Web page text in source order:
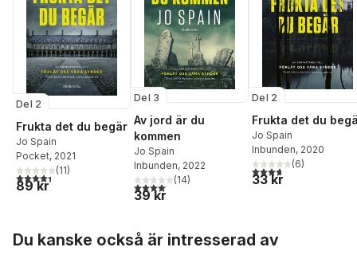
Del 2
Frukta det du begär
Jo Spain
Pocket, 2021
4,4utav 5 stjärnor. Totalt antal röster:
(11)
89 kr
Del 3
Av jord är du
kommen
Jo Spain
Inbunden, 2022
4,1utav 5 stjärnor. Totalt antal röster:
(14)
39 kr
Del 2
Frukta det du
Jo Spain
Inbunden, 2020
3,7utav 5 stjärnor.
(6)
33 kr
Du kanske också är intresserad av